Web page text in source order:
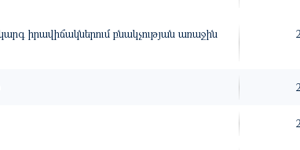
իրավիճակներում բնակչության առաջին